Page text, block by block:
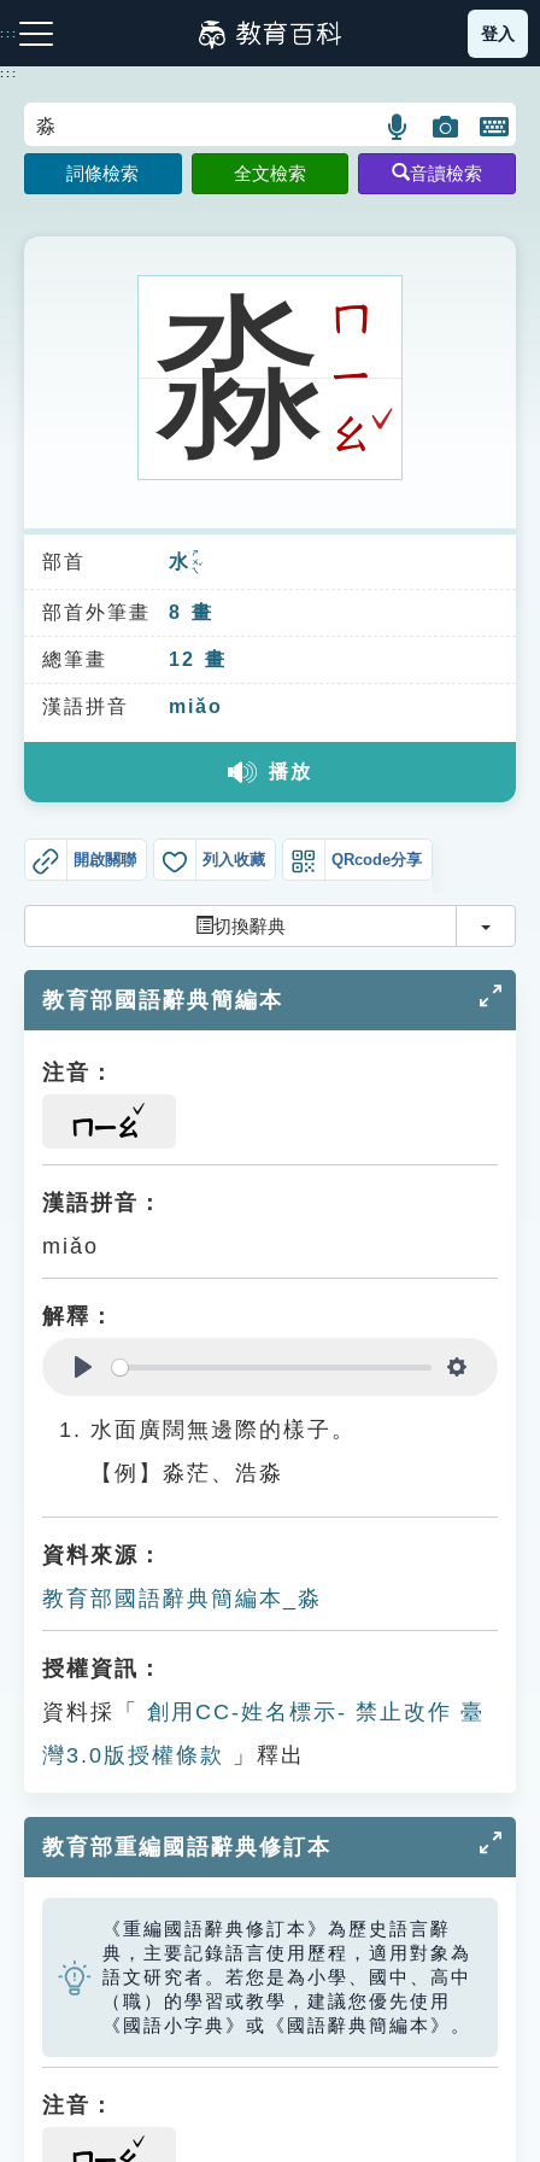
到
主
:::
注音索引圖示 筆畫索引圖示 部首索引表圖示
索引選單
知識索引
單字索引
生命大百科索引
登入
:::
語
言
搜
示
圖
片
搜
開
鍵
圖
詞條檢索 全文檢索 音讀檢索
淼ㄇ
ㄧ
ㄠ
ˇ
部首 水 ㄕㄨㄟˇ
部首外筆畫 8 畫
總筆畫 12 畫
漢語拼音 miǎo
播放
開啟關聯 列入收藏 QRcode分享
切換辭典 切換
教育部國語辭典簡編本
注音：
ㄇㄧㄠ
漢語拼音：
miǎo
解釋：
水面廣闊無邊際的樣子。
【例】淼茫、浩淼
資料來源：
教育部國語辭典簡編本_淼
授權資訊：
資料採「
創用CC-姓名標示- 禁止改作 臺
灣3.0版授權條款
」釋出
教育部重編國語辭典修訂本
《重編國語辭典修訂本》為歷史語言辭
典，主要記錄語言使用歷程，適用對象為
語文研究者。若您是為小學、國中、高中
（職）的學習或教學，建議您優先使用
《國語小字典》或《國語辭典簡編本》。
注音：